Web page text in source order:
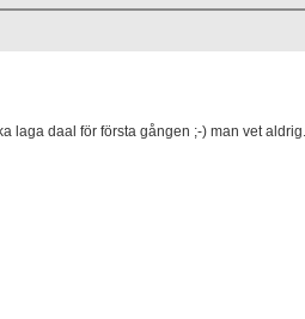
laga daal för första gången ;-) man vet